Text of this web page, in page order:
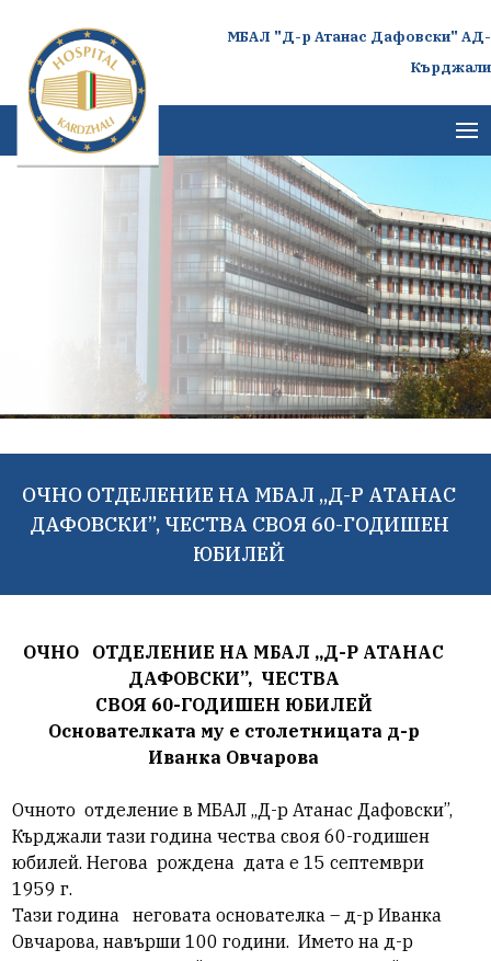
МБАЛ "Д-р Атанас Дафовски" АД-
Кърджали
ОЧНО ОТДЕЛЕНИЕ НА МБАЛ „Д-Р АТАНАС
ДАФОВСКИ”, ЧЕСТВА СВОЯ 60-ГОДИШЕН
ЮБИЛЕЙ
ОЧНО
ОТДЕЛЕНИЕ НА МБАЛ „Д-Р АТАНАС
ДАФОВСКИ”, ЧЕСТВА
СВОЯ 60-ГОДИШЕН ЮБИЛЕЙ
Основателката му е столетницата д-р
Иванка Овчарова
Очното отделение в МБАЛ „Д-р Атанас Дафовски”,
Кърджали тази година чества своя 60-годишен
юбилей. Негова рождена дата е 15 септември
1959 г.
Тази година
неговата основателка – д-р Иванка
Овчарова, навърши 100 години. Името на д-р